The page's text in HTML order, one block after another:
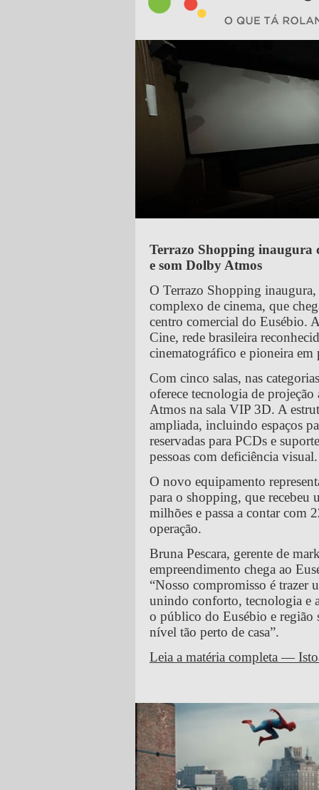
Terrazo Shopping inaugura
e som Dolby Atmos
O Terrazo Shopping
complexo de cinema, que
centro comercial do Eusébio.
Cine, rede brasileira
cinematográfico e pioneira em
Com cinco salas, nas
oferece tecnologia de projeção
Atmos na sala VIP 3D. A
ampliada, incluindo espaços
reservadas para PCDs e
pessoas com deficiência visual.
O novo equipamento
para o shopping, que
milhões e passa a contar com
operação.
Bruna Pescara, gerente de
empreendimento chega ao
“Nosso compromisso é trazer
unindo conforto, tecnologia e
o público do Eusébio e região
nível tão perto de casa”.
Leia a matéria completa —